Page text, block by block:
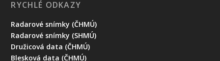
RYCHLÉ ODKAZY
Radarové snímky (ČHMÚ)
Radarové snímky (SHMÚ)
Družicová data (ČHMÚ)
Blesková data (ČHMÚ)